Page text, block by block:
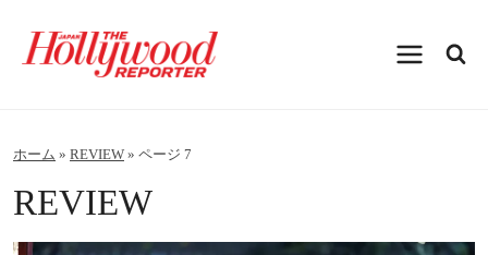
プホーム » REVIEW » ページ 7
REVIEW